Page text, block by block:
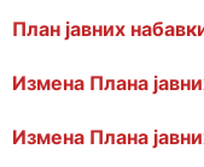
План јавних
Измена Плана
Измена Плана